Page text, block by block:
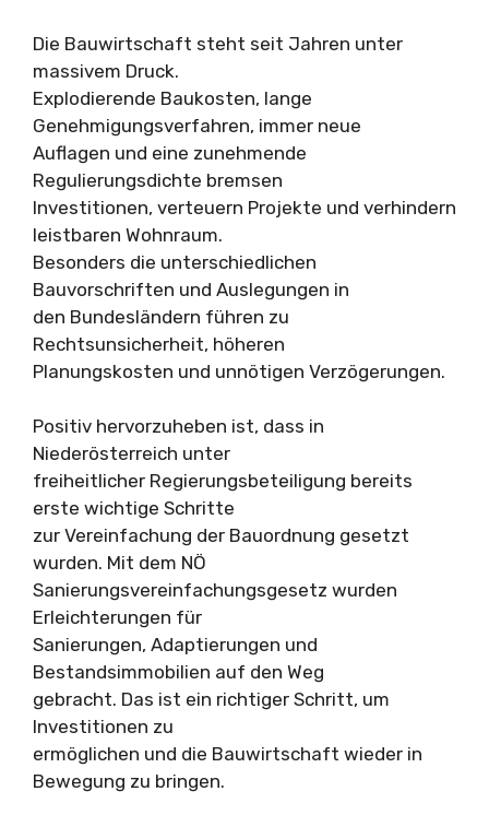
Die Bauwirtschaft steht seit Jahren unter
massivem Druck.
Explodierende Baukosten, lange
Genehmigungsverfahren, immer neue
Auflagen und eine zunehmende
Regulierungsdichte bremsen
Investitionen, verteuern Projekte und verhindern
leistbaren Wohnraum.
Besonders die unterschiedlichen
Bauvorschriften und Auslegungen in
den Bundesländern führen zu
Rechtsunsicherheit, höheren
Planungskosten und unnötigen Verzögerungen.
Positiv hervorzuheben ist, dass in
Niederösterreich unter
freiheitlicher Regierungsbeteiligung bereits
erste wichtige Schritte
zur Vereinfachung der Bauordnung gesetzt
wurden. Mit dem NÖ
Sanierungsvereinfachungsgesetz wurden
Erleichterungen für
Sanierungen, Adaptierungen und
Bestandsimmobilien auf den Weg
gebracht. Das ist ein richtiger Schritt, um
Investitionen zu
ermöglichen und die Bauwirtschaft wieder in
Bewegung zu bringen.